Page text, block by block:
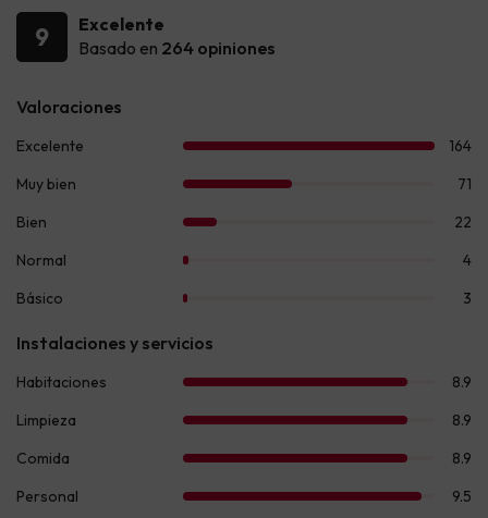
9
Excelente
Basado en 264 opiniones